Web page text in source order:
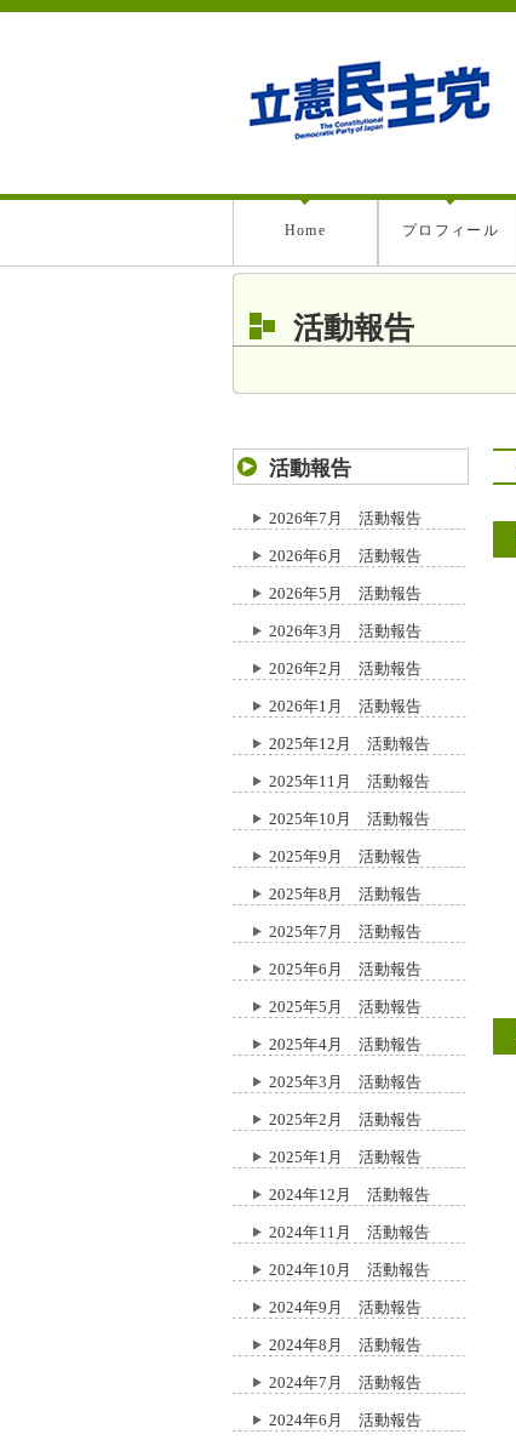
Home プロフィール
活動報告
活動報告
2026年7月 活動報告
2026年6月 活動報告
2026年5月 活動報告
2026年3月 活動報告
2026年2月 活動報告
2026年1月 活動報告
2025年12月 活動報告
2025年11月 活動報告
2025年10月 活動報告
2025年9月 活動報告
2025年8月 活動報告
2025年7月 活動報告
2025年6月 活動報告
2025年5月 活動報告
2025年4月 活動報告
2025年3月 活動報告
2025年2月 活動報告
2025年1月 活動報告
2024年12月 活動報告
2024年11月 活動報告
2024年10月 活動報告
2024年9月 活動報告
2024年8月 活動報告
2024年7月 活動報告
2024年6月 活動報告